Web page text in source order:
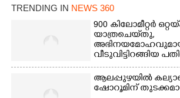
സ്കൂളിലെ ദുരിതാശ്വാസ
ക്യാമ്പിലെത്തിയവർ
ഉണക്കാനിട്ടിരിക്കുന്ന
ഗോൾപോസ്റ്റിന് മുന്നിൽ
ഫുട്ബോൾ കളികളിൽ
ഏർപ്പെട്ടിരിക്കുന്ന
ക്യാമ്പ്
TRENDING IN NEWS 360
900 കിലോമീറ്റർ
യാത്രചെ‌യ്‌തു,​
വീടുവിട്ടിറങ്ങിയ
കണ്ടെത്തിയത് ഫിലിം
ആലപ്പുഴയിൽ
ഷോറൂമിന്